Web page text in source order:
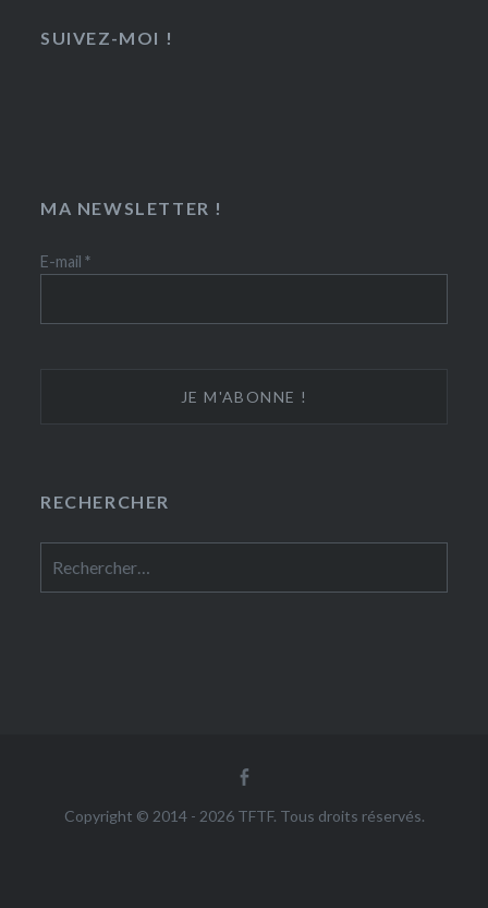
SUIVEZ-MOI !
MA NEWSLETTER !
E-mail*
RECHERCHER
Copyright © 2014 - 2026 TFTF. Tous droits réservés.